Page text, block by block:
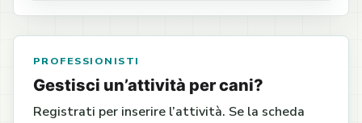
PROFESSIONISTI
Gestisci un’attività per cani?
Registrati per inserire l’attività. Se la scheda